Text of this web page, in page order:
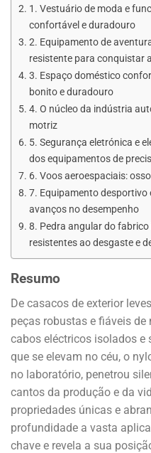
1. Vestuário de moda e
confortável e duradouro
2. Equipamento de
resistente para conquistar
3. Espaço doméstico
bonito e duradouro
4. O núcleo da indústria
motriz
5. Segurança eletrónica e
dos equipamentos de
6. Voos aeroespaciais:
7. Equipamento desportivo
avanços no desempenho
8. Pedra angular do
resistentes ao desgaste e
Resumo
De casacos de exterior
peças robustas e fiáveis
cabos eléctricos isolados e
que se elevam no céu, o
no laboratório, penetrou
cantos da produção e da
propriedades únicas e
profundidade a vasta
chave e revela a sua